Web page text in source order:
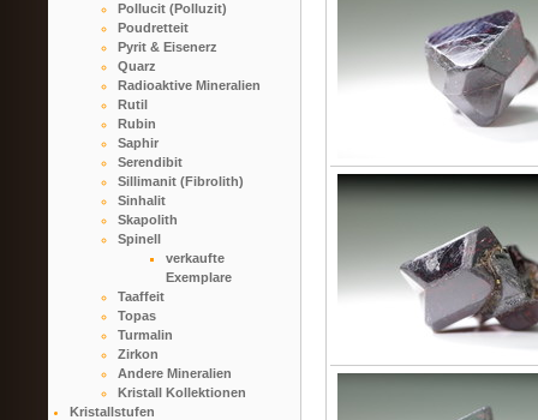
Pollucit (Polluzit)
Poudretteit
Pyrit & Eisenerz
Quarz
Radioaktive Mineralien
Rutil
Rubin
Saphir
Serendibit
Sillimanit (Fibrolith)
Sinhalit
Skapolith
Spinell
verkaufte
Exemplare
Taaffeit
Topas
Turmalin
Zirkon
Andere Mineralien
Kristall Kollektionen
Kristallstufen